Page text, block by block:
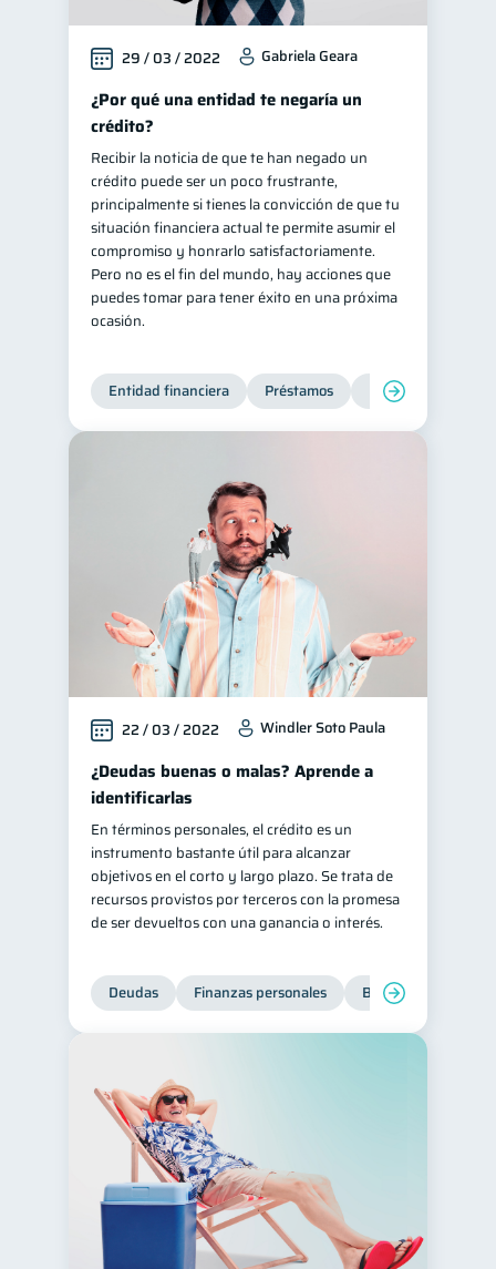
29 / 03 / 2022 Gabriela Geara
¿Por qué una entidad te negaría un
crédito?
Recibir la noticia de que te han negado un
crédito puede ser un poco frustrante,
principalmente si tienes la convicción de que tu
situación financiera actual te permite asumir el
compromiso y honrarlo satisfactoriamente.
Pero no es el fin del mundo, hay acciones que
puedes tomar para tener éxito en una próxima
ocasión.
Entidad financiera Préstamos Productos
22 / 03 / 2022 Windler Soto Paula
¿Deudas buenas o malas? Aprende a
identificarlas
En términos personales, el crédito es un
instrumento bastante útil para alcanzar
objetivos en el corto y largo plazo. Se trata de
recursos provistos por terceros con la promesa
de ser devueltos con una ganancia o interés.
Deudas Finanzas personales Bienestar financiero